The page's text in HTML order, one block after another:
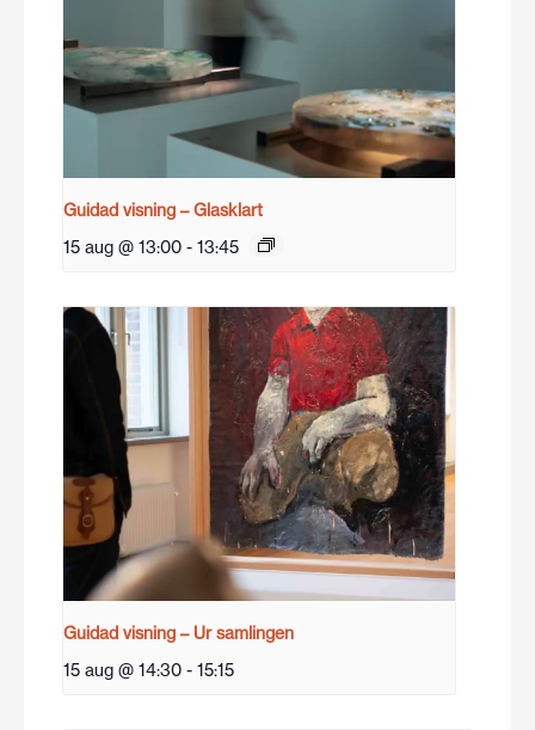
Guidad visning – Glasklart
15 aug @ 13:00 - 13:45
Guidad visning – Ur samlingen
15 aug @ 14:30 - 15:15